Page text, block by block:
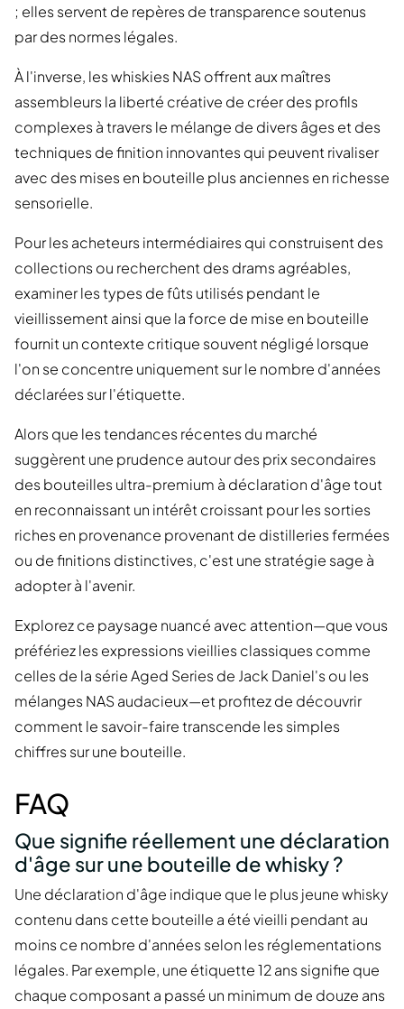
; elles servent de repères de transparence soutenus
par des normes légales.
À l'inverse, les whiskies NAS offrent aux maîtres
assembleurs la liberté créative de créer des profils
complexes à travers le mélange de divers âges et des
techniques de finition innovantes qui peuvent rivaliser
avec des mises en bouteille plus anciennes en richesse
sensorielle.
Pour les acheteurs intermédiaires qui construisent des
collections ou recherchent des drams agréables,
examiner les types de fûts utilisés pendant le
vieillissement ainsi que la force de mise en bouteille
fournit un contexte critique souvent négligé lorsque
l'on se concentre uniquement sur le nombre d'années
déclarées sur l'étiquette.
Alors que les tendances récentes du marché
suggèrent une prudence autour des prix secondaires
des bouteilles ultra-premium à déclaration d'âge tout
en reconnaissant un intérêt croissant pour les sorties
riches en provenance provenant de distilleries fermées
ou de finitions distinctives, c'est une stratégie sage à
adopter à l'avenir.
Explorez ce paysage nuancé avec attention—que vous
préfériez les expressions vieillies classiques comme
celles de la série Aged Series de Jack Daniel's ou les
mélanges NAS audacieux—et profitez de découvrir
comment le savoir-faire transcende les simples
chiffres sur une bouteille.
FAQ
Que signifie réellement une déclaration
d'âge sur une bouteille de whisky ?
Une déclaration d'âge indique que le plus jeune whisky
contenu dans cette bouteille a été vieilli pendant au
moins ce nombre d'années selon les réglementations
légales. Par exemple, une étiquette 12 ans signifie que
chaque composant a passé un minimum de douze ans